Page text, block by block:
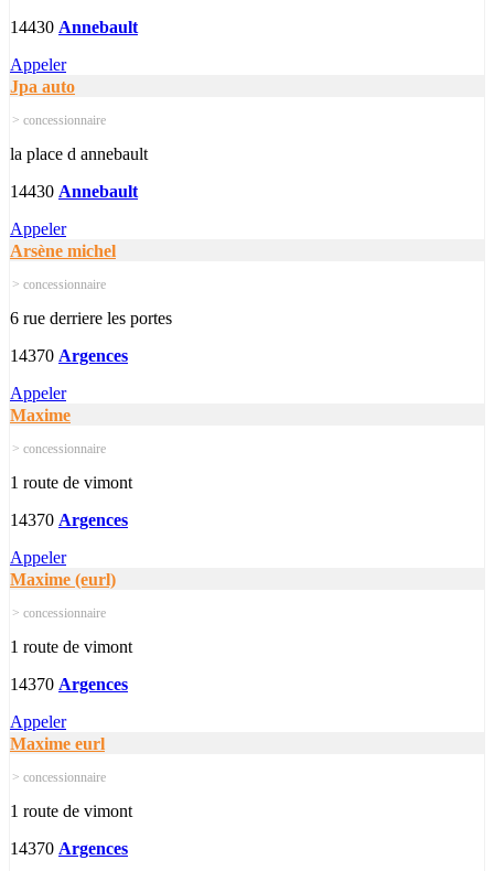
14430 Annebault
Appeler
Jpa auto
> concessionnaire
la place d annebault
14430 Annebault
Appeler
Arsène michel
> concessionnaire
6 rue derriere les portes
14370 Argences
Appeler
Maxime
> concessionnaire
1 route de vimont
14370 Argences
Appeler
Maxime (eurl)
> concessionnaire
1 route de vimont
14370 Argences
Appeler
Maxime eurl
> concessionnaire
1 route de vimont
14370 Argences